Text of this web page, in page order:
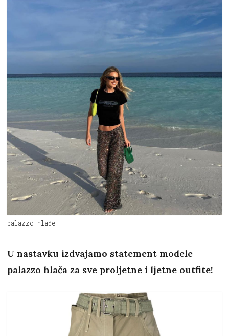
palazzo hlače
U nastavku izdvajamo statement modele
palazzo hlača za sve proljetne i ljetne outfite!